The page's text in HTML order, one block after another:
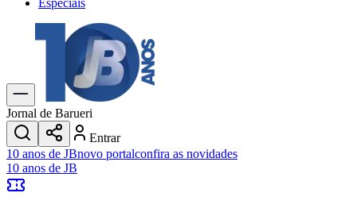
Especiais
Explore Tudo
Últimas Notícias
Previsão do Tempo
Trânsito e Rotas
Dia a Dia & Lazer
Transportes
Gastronomia
Cinema & Shows
JogosNovo
Jornal de Barueri
Entrar
10 anos de JBnovo portalconfira as novidades
10 anos de JB